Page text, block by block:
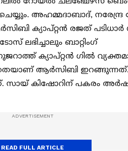
അഹമ്മദാബാദ്, നരേന്ദ്ര
ക്യാപ്റ്റന്‍ രജത് പടിധാര്‍
ലഭിച്ചാലും ബാറ്റിംഗ്
ക്യാപ്റ്റന്‍ ഗില്‍
ആര്‍സിബി
സായ് കിഷോറിന് പകരം
READ FULL ARTICLE